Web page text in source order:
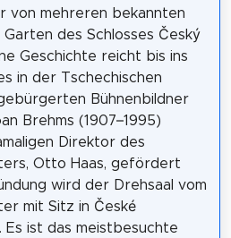
von mehreren bekannten
Garten des Schlosses Český
Geschichte reicht bis ins
in der Tschechischen
Bühnenbildner
Brehms (1907–1995)
Direktor des
Otto Haas, gefördert
wird der Drehsaal vom
mit Sitz in České
Es ist das meistbesuchte